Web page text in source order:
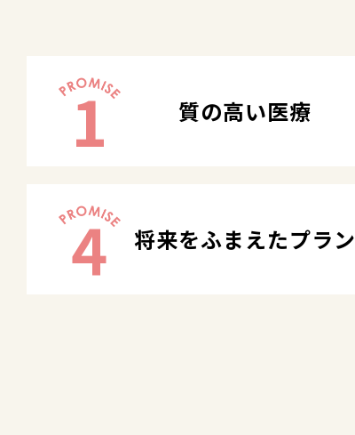
1 質の高い医療
4 将来をふまえたプラン